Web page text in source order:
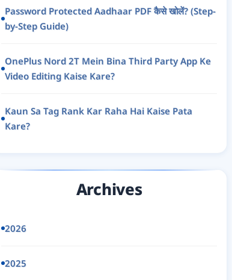
Password Protected Aadhaar PDF कैसे खोलें? (Step-
by-Step Guide)
OnePlus Nord 2T Mein Bina Third Party App Ke
Video Editing Kaise Kare?
Kaun Sa Tag Rank Kar Raha Hai Kaise Pata
Kare?
Archives
2026
2025